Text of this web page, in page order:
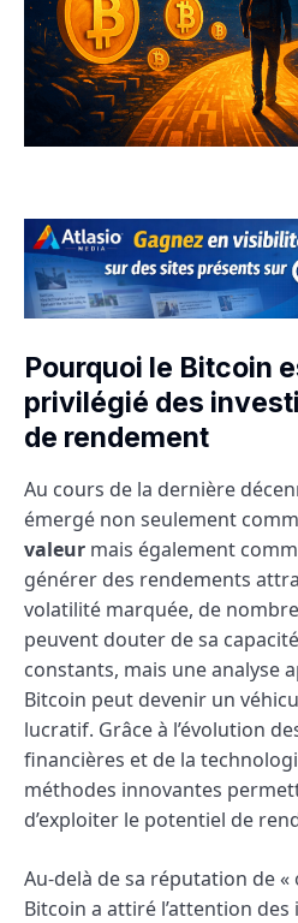
Pourquoi le Bitcoin
privilégié des
de rendement
Au cours de la dernière
émergé non seulement
valeur mais également
générer des rendements
volatilité marquée, de
peuvent douter de sa
constants, mais une analyse
Bitcoin peut devenir un
lucratif. Grâce à l’évolution
financières et de la
méthodes innovantes
d’exploiter le potentiel de
Au-delà de sa réputation de
Bitcoin a attiré l’attention des